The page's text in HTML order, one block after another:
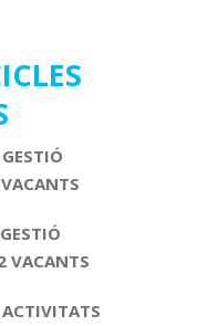
VACANTS
ACTIVITATS